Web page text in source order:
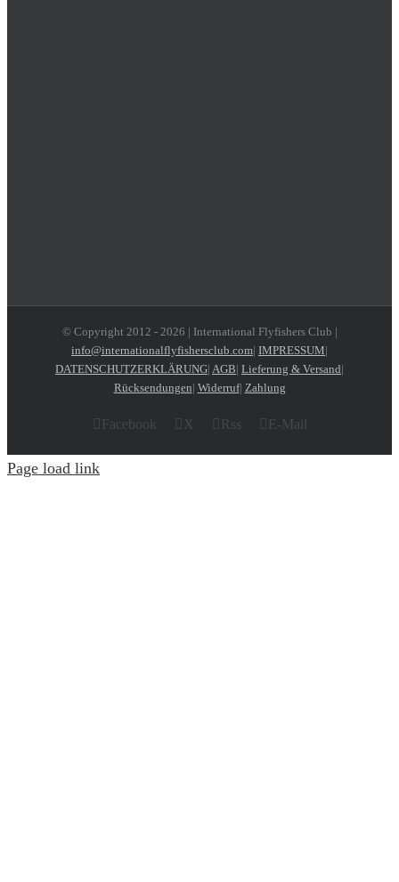
© Copyright 2012 - 2026 | International Flyfishers Club |
info@internationalflyfishersclub.com| IMPRESSUM|
DATENSCHUTZERKLÄRUNG| AGB| Lieferung & Versand|
Rücksendungen| Widerruf| Zahlung
Facebook X Rss E-Mail
Page load link